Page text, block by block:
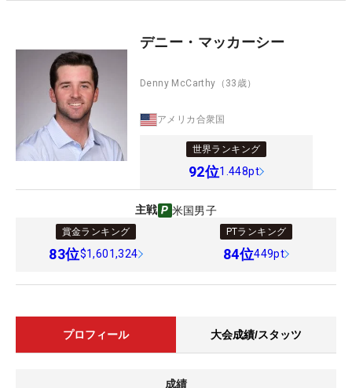
デニー・マッカーシー
Denny McCarthy （33歳）
アメリカ合衆国
世界ランキング
92位1.448pt
主戦 米国男子
賞金ランキング
83位$1,601,324
PTランキング
84位449pt
プロフィール 大会成績/スタッツ
成績